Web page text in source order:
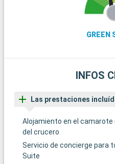
GREEN
INFOS
Las prestaciones
Alojamiento en el camarote
del crucero
Servicio de concierge para
Suite